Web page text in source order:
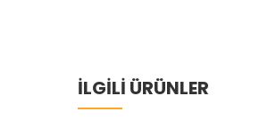
İLGİLİ ÜRÜNLER